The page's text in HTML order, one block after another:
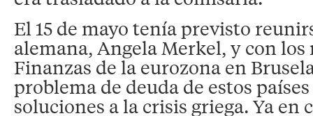
El 15 de mayo tenía previsto
alemana, Angela Merkel, y con
Finanzas de la eurozona en
problema de deuda de estos
soluciones a la crisis griega. Ya en